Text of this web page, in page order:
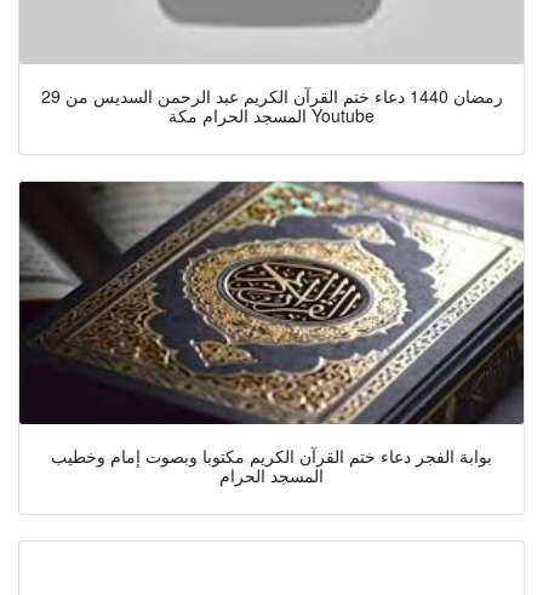
29 رمضان 1440 دعاء ختم القرآن الكريم عبد الرحمن السديس من
المسجد الحرام مكة Youtube
بوابة الفجر دعاء ختم القرآن الكريم مكتوبا وبصوت إمام وخطيب
المسجد الحرام